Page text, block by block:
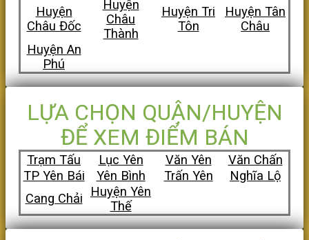
Huyện
Châu Đốc
Huyện
Châu
Thành
Huyện Tri
Tôn
Huyện Tân
Châu
Huyện An
Phú
LỰA CHỌN QUẬN/HUYỆN
ĐỂ XEM ĐIỂM BÁN
Trạm Tấu Lục Yên Văn Yên
Văn Chấn
TP Yên Bái
Yên Bình Trấn Yên
Nghĩa Lộ
Cang Chải
Huyện Yên
Thế